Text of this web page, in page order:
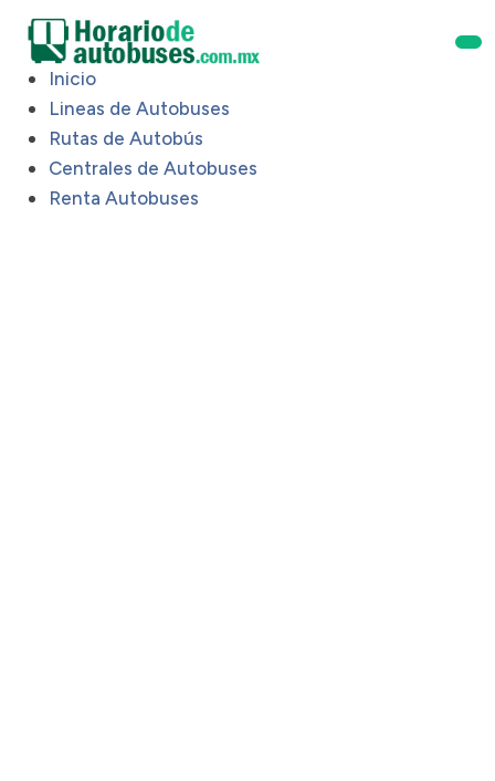
Inicio
Lineas de Autobuses
Rutas de Autobús
Centrales de Autobuses
Renta Autobuses